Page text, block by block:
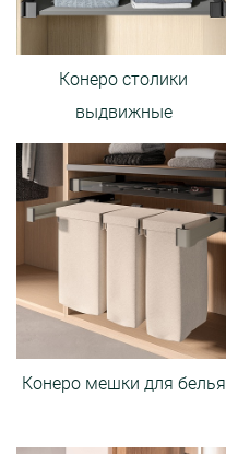
Конеро столики
выдвижные
Конеро мешки для белья